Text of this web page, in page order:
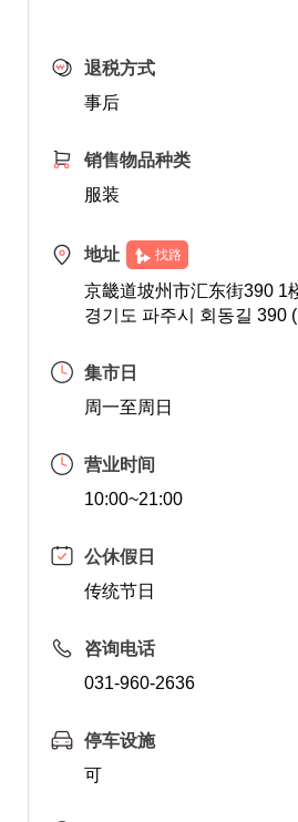
退税方式
事后
销售物品种类
服装
地址 找路
京畿道坡州市汇东街390 1
경기도 파주시 회동길 390
集市日
周一至周日
营业时间
10:00~21:00
公休假日
传统节日
咨询电话
031-960-2636
停车设施
可